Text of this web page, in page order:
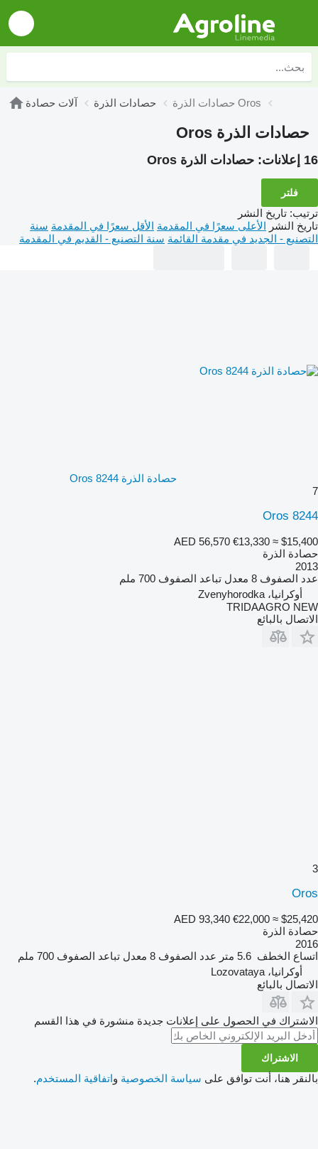
آلات حصادة حصادات الذرة حصادات الذرة Oros
حصادات الذرة Oros
16 إعلانات: حصادات الذرة Oros
فلتر
ترتيب: تاريخ النشر
تاريخ النشر الأعلى سعرًا في المقدمة الأقل سعرًا في المقدمة سنة
التصنيع - الجديد في مقدمة القائمة سنة التصنيع - القديم في المقدمة
حصادة الذرة Oros 8244
7
Oros 8244
AED 56,570 €13,330 ≈ $15,400
حصادة الذرة
2013
عدد الصفوف 8 معدل تباعد الصفوف 700 ملم
أوكرانيا، Zvenyhorodka
TRIDAAGRO NEW
الاتصال بالبائع
3
Oros
AED 93,340 €22,000 ≈ $25,420
حصادة الذرة
2016
اتساع الخطف 5.6 متر عدد الصفوف 8 معدل تباعد الصفوف 700 ملم
أوكرانيا، Lozovataya
الاتصال بالبائع
الاشتراك في الحصول على إعلانات جديدة منشورة في هذا القسم
الاشتراك
بالنقر هنا، أنت توافق على سياسة الخصوصية واتفاقية المستخدم.